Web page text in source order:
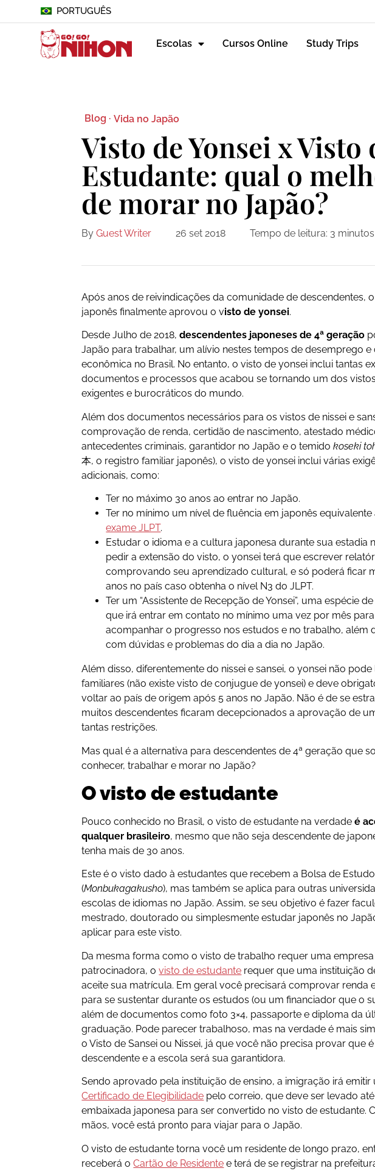
PORTUGUÊS
Escolas Cursos Online Study Trips
Blog · Vida no Japão
Visto de Yonsei x Visto
Estudante: qual o
de morar no Japão?
By Guest Writer 26 set 2018 Tempo de leitura: 3 minutos
Após anos de reivindicações da comunidade de descendentes,
japonês finalmente aprovou o visto de yonsei.
Desde Julho de 2018,descendentes japoneses de 4ª geração
Japão para trabalhar, um alívio nestes tempos de desemprego e
econômica no Brasil. No entanto, o visto de yonsei inclui tantas
documentos e processos que acabou se tornando um dos
exigentes e burocráticos do mundo.
Além dos documentos necessários para os vistos de nissei e
comprovação de renda, certidão de nascimento, atestado
antecedentes criminais, garantidor no Japão e o temidokoseki
本, o registro familiar japonês), o visto de yonsei inclui várias
adicionais, como:
Ter no máximo 30 anos ao entrar no Japão.
Ter no mínimo um nível de fluência em japonês equivalente
exame JLPT.
Estudar o idioma e a cultura japonesa durante sua estadia
pedir a extensão do visto, o yonsei terá que escrever
comprovando seu aprendizado cultural, e só poderá ficar
anos no país caso obtenha o nível N3 do JLPT.
Ter um “Assistente de Recepção de Yonsei”, uma espécie
que irá entrar em contato no mínimo uma vez por mês para
acompanhar o progresso nos estudos e no trabalho, além
com dúvidas e problemas do dia a dia no Japão.
Além disso, diferentemente do nissei e sansei, o yonsei não pode
familiares (não existe visto de conjugue de yonsei) e deve
voltar ao país de origem após 5 anos no Japão. Não é de se
muitos descendentes ficaram decepcionados a aprovação de
tantas restrições.
Mas qual é a alternativa para descendentes de 4ª geração que
conhecer, trabalhar e morar no Japão?
O visto de estudante
Pouco conhecido no Brasil, o visto de estudante na verdadeé
qualquer brasileiro, mesmo que não seja descendente de
tenha mais de 30 anos.
Este é o visto dado à estudantes que recebem a Bolsa de
(Monbukagakusho), mas também se aplica para outras
escolas de idiomas no Japão. Assim, se seu objetivo é fazer
mestrado, doutorado ou simplesmente estudar japonês no
aplicar para este visto.
Da mesma forma como o visto de trabalho requer uma
patrocinadora, ovisto de estudante requer que uma instituição
aceite sua matrícula. Em geral você precisará comprovar renda
para se sustentar durante os estudos (ou um financiador que o
além de documentos como foto 3×4, passaporte e diploma da
graduação. Pode parecer trabalhoso, mas na verdade é mais
o Visto de Sansei ou Nissei, já que você não precisa provar que é
descendente e a escola será sua garantidora.
Sendo aprovado pela instituição de ensino, a imigração irá emitir
Certificado de Elegibilidade pelo correio, que deve ser levado
embaixada japonesa para ser convertido no visto de estudante.
mãos, você está pronto para viajar para o Japão.
O visto de estudante torna você um residente de longo prazo,
receberá oCartão de Residente e terá de se registrar na